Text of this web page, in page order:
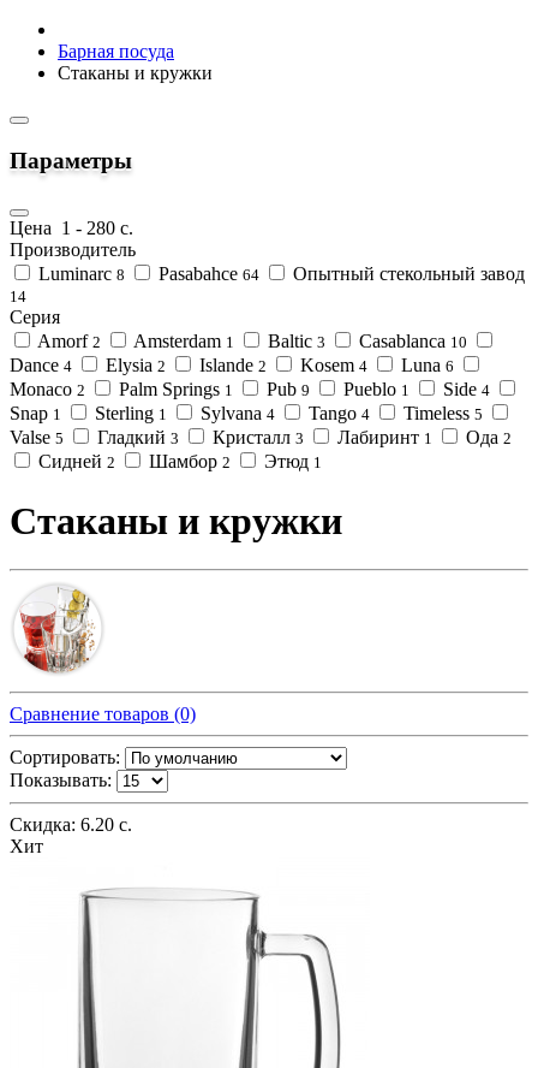
Барная посуда
Стаканы и кружки
Параметры
Цена 1 - 280 с.
Производитель
Luminarc 8 Pasabahce 64 Опытный стекольный завод
14
Серия
Amorf 2 Amsterdam 1 Baltic 3 Casablanca 10
Dance 4 Elysia 2 Islande 2 Kosem 4 Luna 6
Monaco 2 Palm Springs 1 Pub 9 Pueblo 1 Side 4
Snap 1 Sterling 1 Sylvana 4 Tango 4 Timeless 5
Valse 5 Гладкий 3 Кристалл 3 Лабиринт 1 Ода 2
Сидней 2 Шамбор 2 Этюд 1
Стаканы и кружки
Сравнение товаров (0)
Сортировать:
Показывать:
Скидка: 6.20 с.
Хит